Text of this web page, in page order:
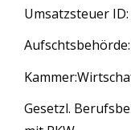
Umsatzsteuer
Gesetzl.